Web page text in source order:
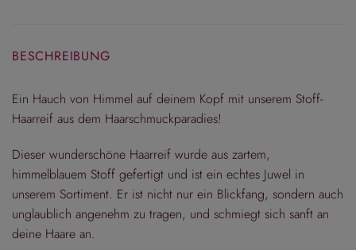
BESCHREIBUNG
Ein Hauch von Himmel auf deinem Kopf mit unserem Stoff-
Haarreif aus dem Haarschmuckparadies!
Dieser wunderschöne Haarreif wurde aus zartem,
himmelblauem Stoff gefertigt und ist ein echtes Juwel in
unserem Sortiment. Er ist nicht nur ein Blickfang, sondern auch
unglaublich angenehm zu tragen, und schmiegt sich sanft an
deine Haare an.